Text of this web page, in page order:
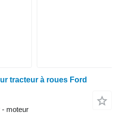
tracteur à roues Ford
- moteur